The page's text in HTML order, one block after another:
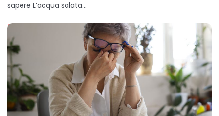
sapere L’acqua salata…
SCOPRI DI PIÙ